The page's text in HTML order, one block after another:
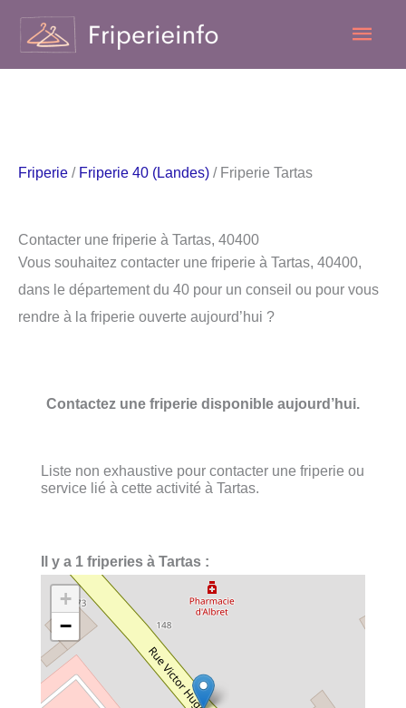
contenu
Friperie / Friperie 40 (Landes) / Friperie Tartas
Contacter une friperie à Tartas, 40400
Vous souhaitez contacter une friperie à Tartas, 40400,
dans le département du 40 pour un conseil ou pour vous
rendre à la friperie ouverte aujourd’hui ?
Contactez une friperie disponible aujourd’hui.
Liste non exhaustive pour contacter une friperie ou
service lié à cette activité à Tartas.
Il y a 1 friperies à Tartas :
+
−